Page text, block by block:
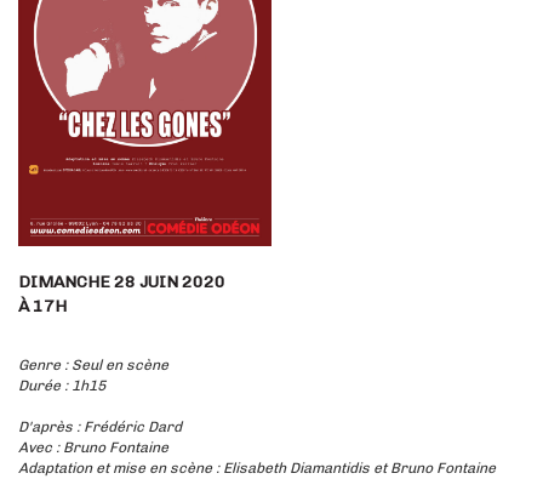
DIMANCHE 28 JUIN 2020
À 17H
Genre : Seul en scène
Durée : 1h15
D'après : Frédéric Dard
Avec : Bruno Fontaine
Adaptation et mise en scène : Elisabeth Diamantidis et Bruno Fontaine